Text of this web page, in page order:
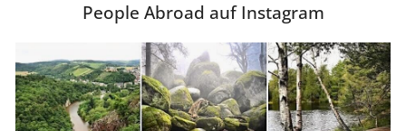
People Abroad auf Instagram